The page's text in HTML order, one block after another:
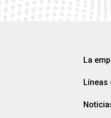
La
Líneas